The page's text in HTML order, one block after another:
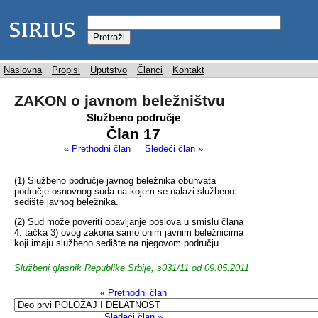
Naslovna Propisi Uputstvo Članci Kontakt
ZAKON o javnom beležništvu
Službeno područje
Član 17
« Prethodni član Sledeći član »
(1) Službeno područje javnog beležnika obuhvata
područje osnovnog suda na kojem se nalazi službeno
sedište javnog beležnika.
(2) Sud može poveriti obavljanje poslova u smislu člana
4. tačka 3) ovog zakona samo onim javnim beležnicima
koji imaju službeno sedište na njegovom području.
Službeni glasnik Republike Srbije, s031/11 od 09.05.2011
« Prethodni član